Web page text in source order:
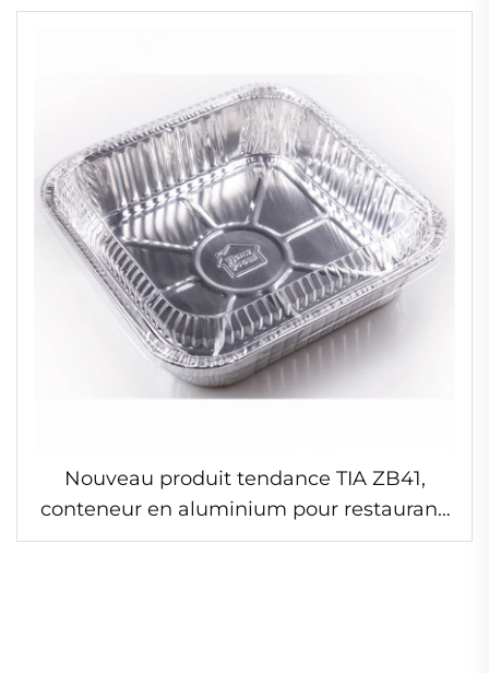
rectangulaire, à disque, pour stockage,
Nouveau produit tendance TIA ZB41,
conteneur en aluminium pour restaurant,
avec compartiments, conforme aux